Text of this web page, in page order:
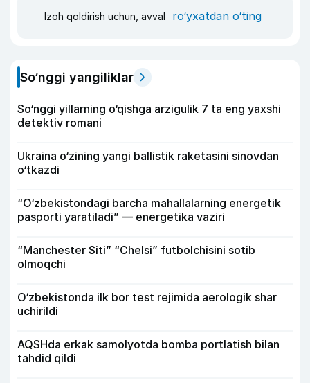
Izoh qoldirish uchun, avval ro‘yxatdan o‘ting
So‘nggi yangiliklar
So‘nggi yillarning o‘qishga arzigulik 7 ta eng yaxshi
detektiv romani
Ukraina o‘zining yangi ballistik raketasini sinovdan
o‘tkazdi
“O‘zbekistondagi barcha mahallalarning energetik
pasporti yaratiladi” — energetika vaziri
“Manchester Siti” “Chelsi” futbolchisini sotib
olmoqchi
O‘zbekistonda ilk bor test rejimida aerologik shar
uchirildi
AQSHda erkak samolyotda bomba portlatish bilan
tahdid qildi